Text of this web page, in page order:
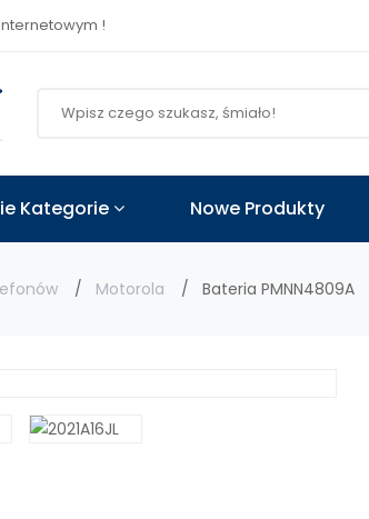
!
Kategorie Nowe Produkty
Motorola Bateria PMNN4809A